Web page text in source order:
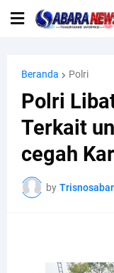
Beranda Polri
Polri
Terkait
cegah
by